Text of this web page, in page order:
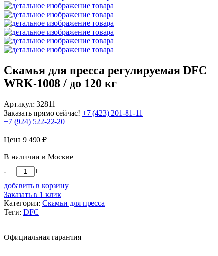
Скамья для пресса регулируемая DFC
WRK-1008 / до 120 кг
Артикул: 32811
Заказать прямо сейчас! +7 (423) 201-81-11
+7 (924) 522-22-20
Цена 9 490 ₽
В наличии в Москве
-
+
добавить в корзину
Заказать в 1 клик
Категория: Скамьи для пресса
Теги: DFC
Официальная гарантия